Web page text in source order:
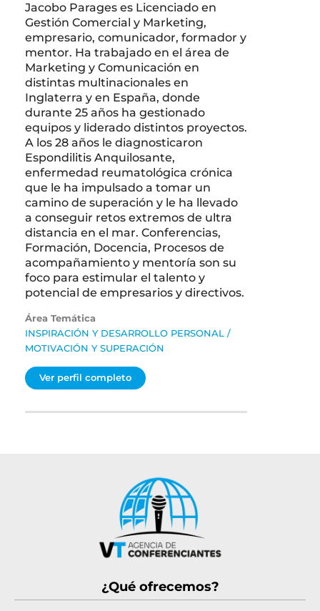
Jacobo Parages es Licenciado en
Gestión Comercial y Marketing,
empresario, comunicador, formador y
mentor. Ha trabajado en el área de
Marketing y Comunicación en
distintas multinacionales en
Inglaterra y en España, donde
durante 25 años ha gestionado
equipos y liderado distintos proyectos.
A los 28 años le diagnosticaron
Espondilitis Anquilosante,
enfermedad reumatológica crónica
que le ha impulsado a tomar un
camino de superación y le ha llevado
a conseguir retos extremos de ultra
distancia en el mar. Conferencias,
Formación, Docencia, Procesos de
acompañamiento y mentoría son su
foco para estimular el talento y
potencial de empresarios y directivos.
Área Temática
INSPIRACIÓN Y DESARROLLO PERSONAL /
MOTIVACIÓN Y SUPERACIÓN
Ver perfil completo
¿Qué ofrecemos?